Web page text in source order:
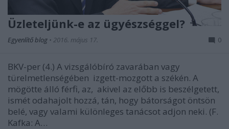
Üzleteljünk-e az ügyészséggel?
Egyenlítő blog • 2016. május 17. 0
BKV-per (4.) A vizsgálóbíró zavarában vagy
türelmetlenségében izgett-mozgott a székén. A
mögötte álló férfi, az, akivel az előbb is beszélgetett,
ismét odahajolt hozzá, tán, hogy bátorságot öntsön
belé, vagy valami különleges tanácsot adjon neki. (F.
Kafka: A…